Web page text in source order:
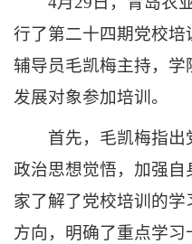
行了第二十四期党校
辅导员毛凯梅主持，学
发展对象参加培训。
首先，毛凯梅指出
政治思想觉悟，加强
家了解了党校培训的
方向，明确了重点学